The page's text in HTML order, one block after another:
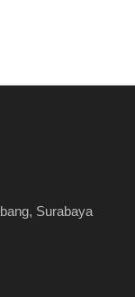
Surabaya